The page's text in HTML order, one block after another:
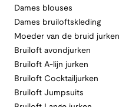
Dames blouses
Dames bruiloftskleding
Moeder van de bruid jurken
Bruiloft avondjurken
Bruiloft A-lijn jurken
Bruiloft Cocktailjurken
Bruiloft Jumpsuits